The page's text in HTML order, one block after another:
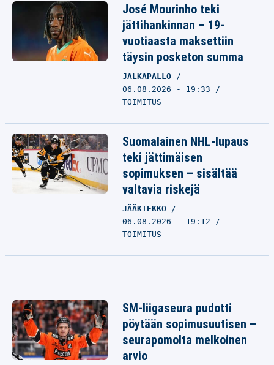
José Mourinho teki
jättihankinnan – 19-
vuotiaasta maksettiin
täysin posketon summa
JALKAPALLO
06.08.2026 - 19:33
TOIMITUS
Suomalainen NHL-lupaus
teki jättimäisen
sopimuksen – sisältää
valtavia riskejä
JÄÄKIEKKO
06.08.2026 - 19:12
TOIMITUS
SM-liigaseura pudotti
pöytään sopimusuutisen –
seurapomolta melkoinen
arvio